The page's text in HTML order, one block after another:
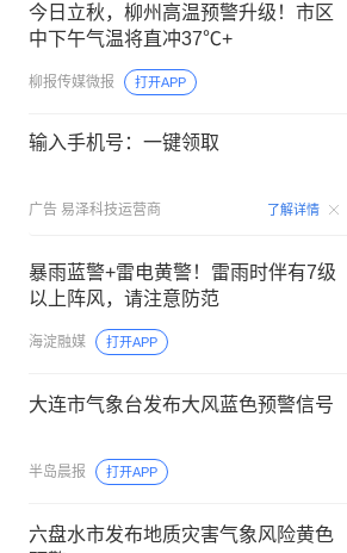
今日立秋，柳州高温预警升级！市区
中下午气温将直冲37℃+
柳报传媒微报 打开APP
输入手机号：一键领取
广告 易泽科技运营商 了解详情
暴雨蓝警+雷电黄警！雷雨时伴有7级
以上阵风，请注意防范
海淀融媒 打开APP
大连市气象台发布大风蓝色预警信号
半岛晨报 打开APP
六盘水市发布地质灾害气象风险黄色